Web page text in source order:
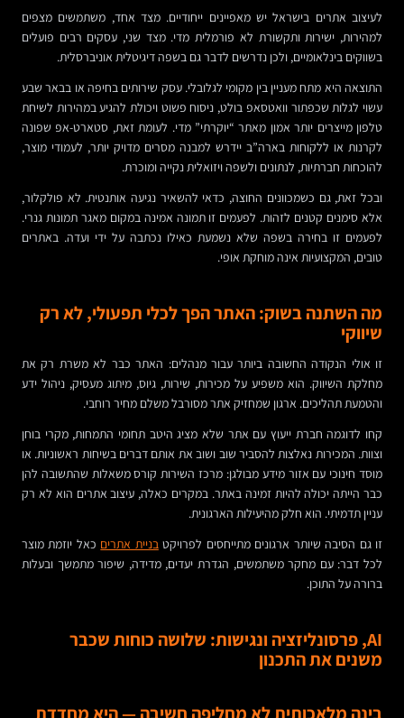
לעיצוב אתרים בישראל יש מאפיינים ייחודיים. מצד אחד, משתמשים מצפים
למהירות, ישירות ותקשורת לא פורמלית מדי. מצד שני, עסקים רבים פועלים
בשווקים בינלאומיים, ולכן נדרשים לדבר גם בשפה דיגיטלית אוניברסלית.
התוצאה היא מתח מעניין בין מקומי לגלובלי. עסק שירותים בחיפה או בבאר שבע
עשוי לגלות שכפתור וואטסאפ בולט, ניסוח פשוט ויכולת להגיע במהירות לשיחת
טלפון מייצרים יותר אמון מאתר “יוקרתי” מדי. לעומת זאת, סטארט-אפ שפונה
לקרנות או ללקוחות בארה”ב יידרש למבנה מסרים מדויק יותר, לעמודי מוצר,
להוכחות חברתיות, לנתונים ולשפה ויזואלית נקייה ומוכרת.
ובכל זאת, גם כשמכוונים החוצה, כדאי להשאיר נגיעה אותנטית. לא פולקלור,
אלא סימנים קטנים לזהות. לפעמים זו תמונה אמינה במקום מאגר תמונות גנרי.
לפעמים זו בחירה בשפה שלא נשמעת כאילו נכתבה על ידי ועדה. באתרים
טובים, המקצועיות אינה מוחקת אופי.
מה השתנה בשוק: האתר הפך לכלי תפעולי, לא רק
שיווקי
זו אולי הנקודה החשובה ביותר עבור מנהלים: האתר כבר לא משרת רק את
מחלקת השיווק. הוא משפיע על מכירות, שירות, גיוס, מיתוג מעסיק, ניהול ידע
והטמעת תהליכים. ארגון שמחזיק אתר מסורבל משלם מחיר רוחבי.
קחו לדוגמה חברת ייעוץ עם אתר שלא מציג היטב תחומי התמחות, מקרי בוחן
וצוות. המכירות נאלצות להסביר שוב ושוב את אותם דברים בשיחות ראשוניות. או
מוסד חינוכי עם אזור מידע מבולגן: מרכז השירות קורס משאלות שהתשובה להן
כבר הייתה יכולה להיות זמינה באתר. במקרים כאלה, עיצוב אתרים הוא לא רק
עניין תדמיתי. הוא חלק מהיעילות הארגונית.
זו גם הסיבה שיותר ארגונים מתייחסים לפרויקטבניית אתרים כאל יוזמת מוצר
לכל דבר: עם מחקר משתמשים, הגדרת יעדים, מדידה, שיפור מתמשך ובעלות
ברורה על התוכן.
AI, פרסונליזציה ונגישות: שלושה כוחות שכבר
משנים את התכנון